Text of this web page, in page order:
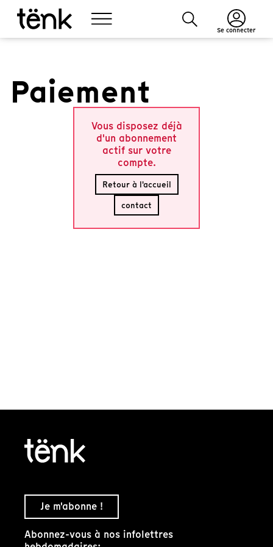
Se connecter
Paiement
Vous disposez déjà
d'un abonnement
actif sur votre
compte.
Retour à l'accueil
contact
Je m'abonne !
Abonnez-vous à nos infolettres